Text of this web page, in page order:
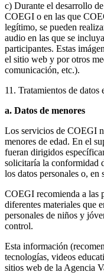
c) Durante el desarrollo
COEGI o en las que
legítimo, se pueden
audio en las que se
participantes. Estas
el sitio web y por otros
comunicación, etc.).
11. Tratamientos de datos
a. Datos de menores
Los servicios de COEGI
menores de edad. En el
fueran dirigidos
solicitaría la conformidad
los datos personales o, en
COEGI recomienda a las
diferentes materiales que
personales de niños y
control.
Esta información
tecnologías, videos
sitios web de la Agencia